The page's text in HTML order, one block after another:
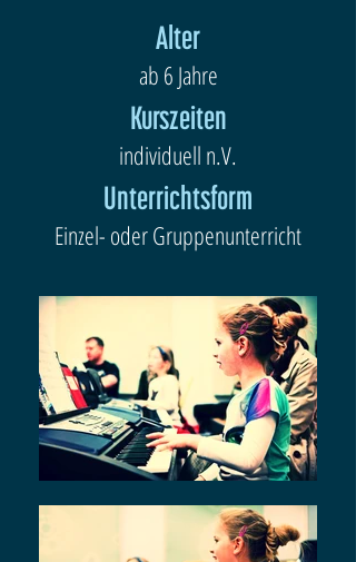
Alter
ab 6 Jahre
Kurszeiten
individuell n.V.
Unterrichtsform
Einzel- oder Gruppenunterricht